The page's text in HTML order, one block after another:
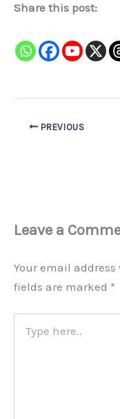
Share this post:
PREVIOUS
Leave a
Your email
fields are marked *
here..